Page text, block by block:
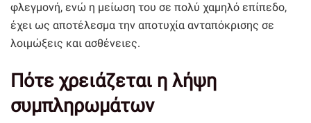
φλεγμονή, ενώ η μείωση του σε πολύ χαμηλό επίπεδο,
έχει ως αποτέλεσμα την αποτυχία ανταπόκρισης σε
λοιμώξεις και ασθένειες.
Πότε χρειάζεται η λήψη
συμπληρωμάτων